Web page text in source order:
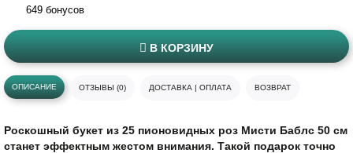
649 бонусов
В КОРЗИНУ
ОПИСАНИЕ ОТЗЫВЫ (0) ДОСТАВКА | ОПЛАТА ВОЗВРАТ
Роскошный букет из 25 пионовидных роз Мисти Баблс 50 см
станет эффектным жестом внимания. Такой подарок точно